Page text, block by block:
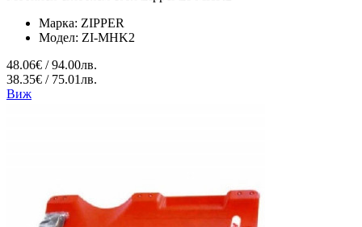
Марка: ZIPPER
Модел: ZI-MHK2
48.06€ / 94.00лв.
38.35€ / 75.01лв.
Виж